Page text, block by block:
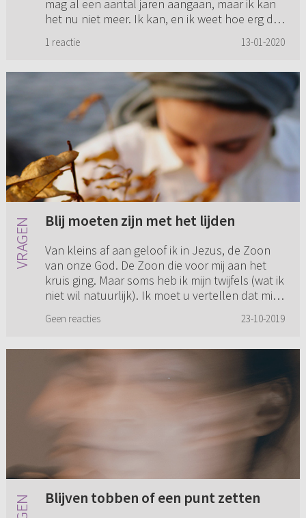
mag al een aantal jaren aangaan, maar ik kan
het nu niet meer. Ik kan, en ik weet hoe erg dat
waarom-vragen. ...
1 reactie 13-01-2020
Blij moeten zijn met het lijden
Van kleins af aan geloof ik in Jezus, de Zoon
van onze God. De Zoon die voor mij aan het
kruis ging. Maar soms heb ik mijn twijfels (wat ik
niet wil natuurlijk). Ik moet u vertellen dat mijn
Geen reacties 23-10-2019
Blijven tobben of een punt zetten